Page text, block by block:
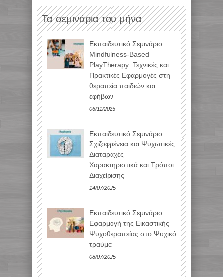
Τα σεμινάρια του μήνα
Εκπαιδευτικό Σεμινάριο:
Mindfulness-Based
PlayTherapy: Τεχνικές και
Πρακτικές Εφαρμογές στη
θεραπεία παιδιών και
εφήβων
06/11/2025
Εκπαιδευτικό Σεμινάριο:
Σχιζοφρένεια και Ψυχωτικές
Διαταραχές –
Χαρακτηριστικά και Τρόποι
Διαχείρισης
14/07/2025
Εκπαιδευτικό Σεμινάριο:
Εφαρμογή της Εικαστικής
Ψυχοθεραπείας στο Ψυχικό
τραύμα
08/07/2025